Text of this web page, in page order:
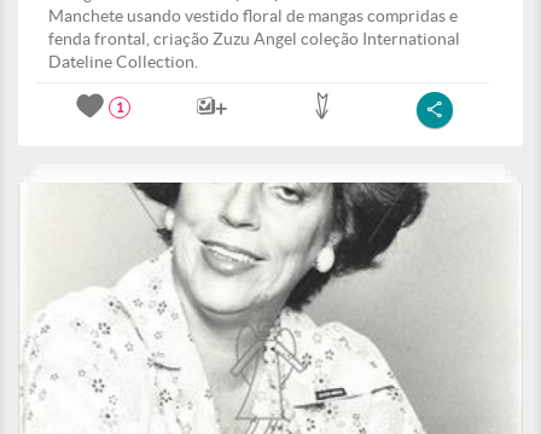
Manchete usando vestido floral de mangas compridas e
fenda frontal, criação Zuzu Angel coleção International
Dateline Collection.
1